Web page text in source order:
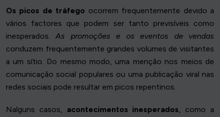
Os picos de tráfego ocorrem frequentemente devido a
vários factores que podem ser tanto previsíveis como
inesperados.As promoções e os eventos de vendas
conduzem frequentemente grandes volumes de visitantes
a um sítio. Do mesmo modo, uma menção nos meios de
comunicação social populares ou uma publicação viral nas
redes sociais pode resultar em picos repentinos.
Nalguns casos, acontecimentos inesperados, como a